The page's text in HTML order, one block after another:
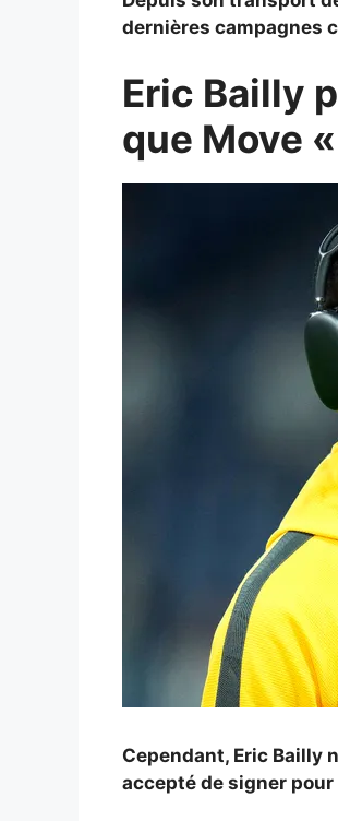
dernières campagnes
Eric Bailly
que Move
Cependant, Eric Bailly
accepté de signer pour